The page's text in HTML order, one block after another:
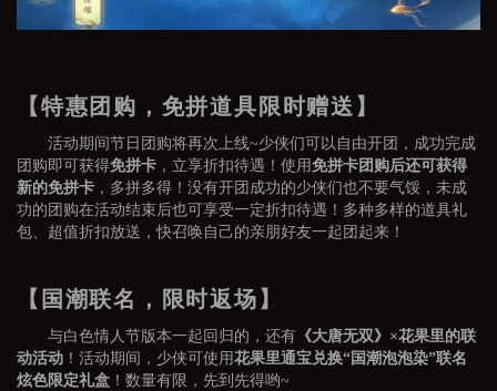
【特惠团购，免拼道具限时赠送】
活动期间节日团购将再次上线~少侠们可以自由开团，成功完成
团购即可获得免拼卡，立享折扣待遇！使用免拼卡团购后还可获得
新的免拼卡，多拼多得！没有开团成功的少侠们也不要气馁，未成
功的团购在活动结束后也可享受一定折扣待遇！多种多样的道具礼
包、超值折扣放送，快召唤自己的亲朋好友一起团起来！
【国潮联名，限时返场】
与白色情人节版本一起回归的，还有《大唐无双》×花果里的联
动活动！活动期间，少侠可使用花果里通宝兑换“国潮泡泡染”联名
炫色限定礼盒！数量有限，先到先得哟~